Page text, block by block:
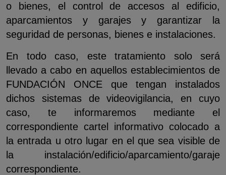
o bienes, el control de accesos al edificio,
aparcamientos y garajes y garantizar la
seguridad de personas, bienes e instalaciones.
En todo caso, este tratamiento solo será
llevado a cabo en aquellos establecimientos de
FUNDACIÓN ONCE que tengan instalados
dichos sistemas de videovigilancia, en cuyo
caso, te informaremos mediante el
correspondiente cartel informativo colocado a
la entrada u otro lugar en el que sea visible de
la instalación/edificio/aparcamiento/garaje
correspondiente.